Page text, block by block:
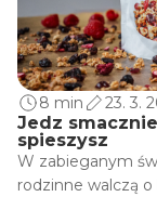
8 min 23. 3.
Jedz
spieszysz
W zabieganym
rodzinne walczą